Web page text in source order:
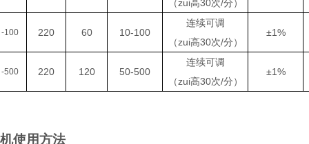
（zui高30次/分）
100 220 60 10-100
连续可调
（zui高30次/分）
±1%
500 220 120 50-500
连续可调
（zui高30次/分）
±1%
使用方法